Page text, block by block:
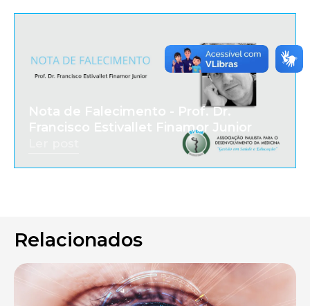
Nota de Falecimento - Prof. Dr.
Francisco Estivallet Finamor Junior
Relacionados